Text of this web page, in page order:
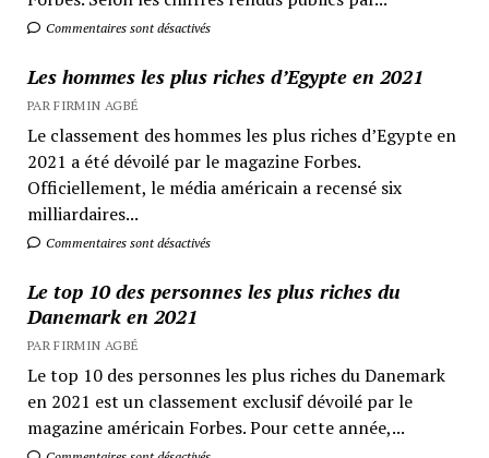
Commentaires sont désactivés
Les hommes les plus riches d’Egypte en 2021
PAR FIRMIN AGBÉ
Le classement des hommes les plus riches d’Egypte en
2021 a été dévoilé par le magazine Forbes.
Officiellement, le média américain a recensé six
milliardaires...
Commentaires sont désactivés
Le top 10 des personnes les plus riches du
Danemark en 2021
PAR FIRMIN AGBÉ
Le top 10 des personnes les plus riches du Danemark
en 2021 est un classement exclusif dévoilé par le
magazine américain Forbes. Pour cette année,...